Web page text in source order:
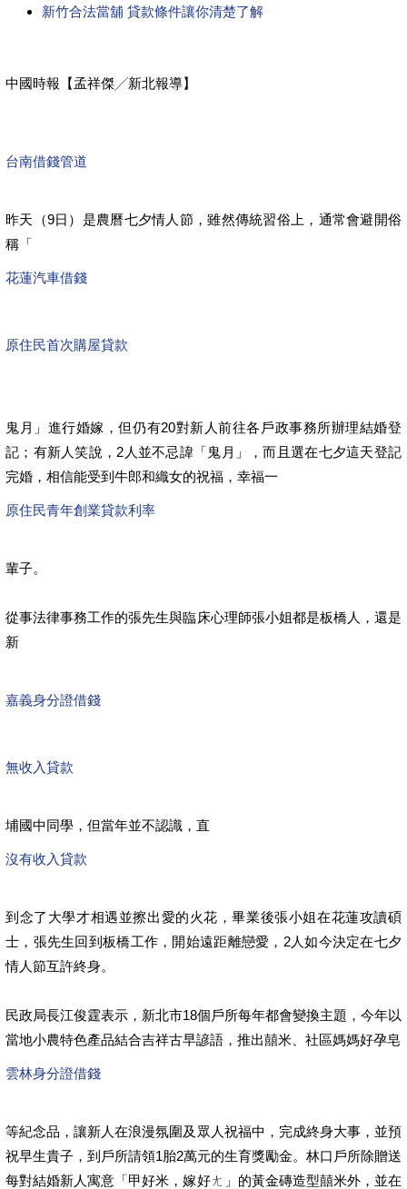
新竹合法當舖 貸款條件讓你清楚了解
中國時報【孟祥傑╱新北報導】
台南借錢管道
昨天（9日）是農曆七夕情人節，雖然傳統習俗上，通常會避開俗
稱「
花蓮汽車借錢
原住民首次購屋貸款
鬼月」進行婚嫁，但仍有20對新人前往各戶政事務所辦理結婚登
記；有新人笑說，2人並不忌諱「鬼月」，而且選在七夕這天登記
完婚，相信能受到牛郎和織女的祝福，幸福一
原住民青年創業貸款利率
輩子。
從事法律事務工作的張先生與臨床心理師張小姐都是板橋人，還是
新
嘉義身分證借錢
無收入貸款
埔國中同學，但當年並不認識，直
沒有收入貸款
到念了大學才相遇並擦出愛的火花，畢業後張小姐在花蓮攻讀碩
士，張先生回到板橋工作，開始遠距離戀愛，2人如今決定在七夕
情人節互許終身。
民政局長江俊霆表示，新北市18個戶所每年都會變換主題，今年以
當地小農特色產品結合吉祥古早諺語，推出囍米、社區媽媽好孕皂
雲林身分證借錢
等紀念品，讓新人在浪漫氛圍及眾人祝福中，完成終身大事，並預
祝早生貴子，到戶所請領1胎2萬元的生育獎勵金。林口戶所除贈送
每對結婚新人寓意「甲好米，嫁好ㄤ」的黃金磚造型囍米外，並在